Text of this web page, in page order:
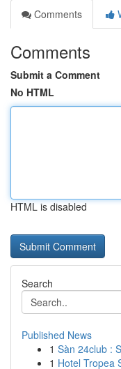
Comments
Comments
Submit a Comment
No HTML
HTML is disabled
Search
Published News
1 Sàn 24club :
1 Hotel Tropea